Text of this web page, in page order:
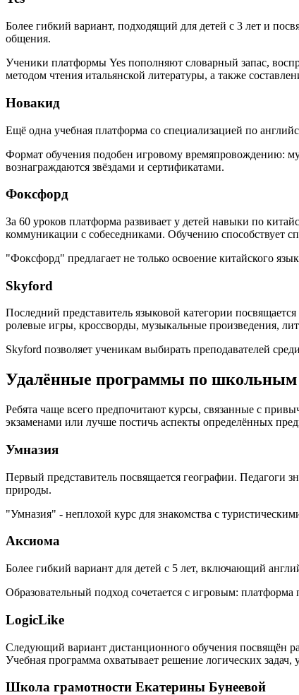
Более гибкий вариант, подходящий для детей с 3 лет и
общения.
Ученики платформы Yes пополняют словарный запас,
методом чтения итальянской литературы, а также
Новакид
Ещё одна учебная платформа со специализацией по
Формат обучения подобен игровому времяпровождению:
вознаграждаются звёздами и сертификатами.
Фоксфорд
За 60 уроков платформа развивает у детей навыки по
коммуникации с собеседниками. Обучению способствует
"Фоксфорд" предлагает не только освоение китайского
Skyford
Последний представитель языковой категории
ролевые игры, кроссворды, музыкальные произведения,
Skyford позволяет ученикам выбирать преподавателей
Удалённые программы по
Ребята чаще всего предпочитают курсы, связанные с
экзаменами или лучше постичь аспекты определённых
Умназия
Первый представитель посвящается географии. Педагоги
природы.
"Умназия" - неплохой курс для знакомства с
Аксиома
Более гибкий вариант для детей с 5 лет, включающий
Образовательный подход сочетается с игровым:
LogicLike
Следующий вариант дистанционного обучения посвящён
Учебная программа охватывает решение логических
Школа грамотности Екатерины Бунеевой